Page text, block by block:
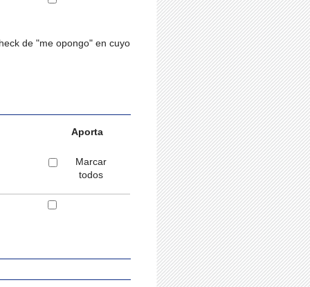
de "me opongo" en cuyo
Aporta
Marcar
todos